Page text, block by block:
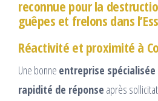
reconnue pour la
guêpes et frelons dans
Réactivité et proximité à
Une bonne entreprise spécialisée
rapidité de réponse après